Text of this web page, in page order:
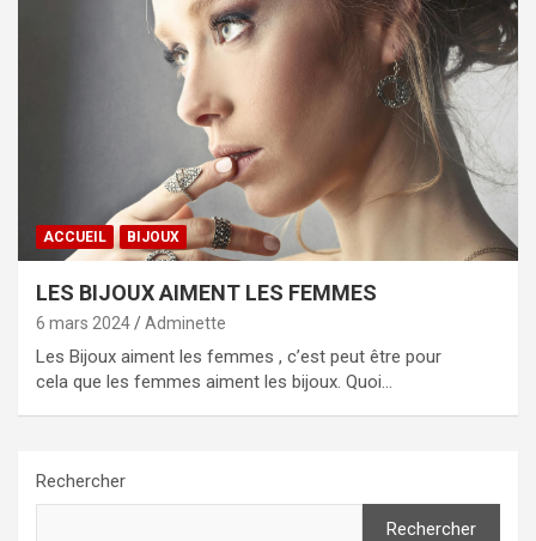
ACCUEIL BIJOUX
LES BIJOUX AIMENT LES FEMMES
6 mars 2024 Adminette
Les Bijoux aiment les femmes , c’est peut être pour
cela que les femmes aiment les bijoux. Quoi…
Rechercher
Rechercher